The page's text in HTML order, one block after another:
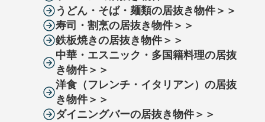
うどん・そば・麺類の居抜き物件＞＞
寿司・割烹の居抜き物件＞＞
鉄板焼きの居抜き物件＞＞
中華・エスニック・多国籍料理の居抜
き物件＞＞
洋食（フレンチ・イタリアン）の居抜
き物件＞＞
ダイニングバーの居抜き物件＞＞